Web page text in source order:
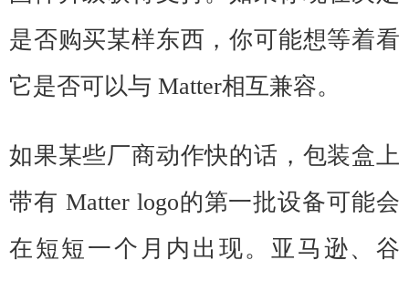
是否购买某样东西，你可能想等着看
它是否可以与 Matter相互兼容。
如果某些厂商动作快的话，包装盒上
带有 Matter logo的第一批设备可能会
在短短一个月内出现。亚马逊、谷